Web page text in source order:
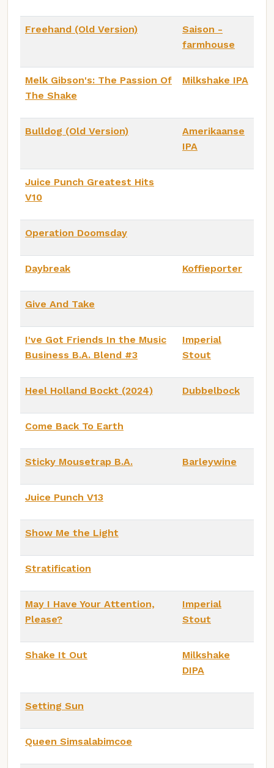
Freehand (Old Version)
Saison -
farmhouse
Melk Gibson's: The Passion Of
The Shake
Milkshake IPA
Bulldog (Old Version)
Amerikaanse
IPA
Juice Punch Greatest Hits
V10
Operation Doomsday
Daybreak Koffieporter
Give And Take
I've Got Friends In the Music
Business B.A. Blend #3
Imperial
Stout
Heel Holland Bockt (2024) Dubbelbock
Come Back To Earth
Sticky Mousetrap B.A. Barleywine
Juice Punch V13
Show Me the Light
Stratification
May I Have Your Attention,
Please?
Imperial
Stout
Shake It Out
Milkshake
DIPA
Setting Sun
Queen Simsalabimcoe